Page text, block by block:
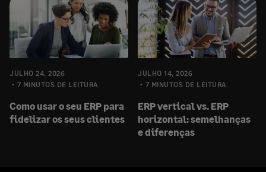
JULHO 24, 2026
7 MINUTOS DE LEITURA
Como usar o seu ERP para
fidelizar os seus clientes
JULHO 14, 2026
7 MINUTOS DE LEITURA
ERP vertical vs. ERP
horizontal: semelhanças
e diferenças